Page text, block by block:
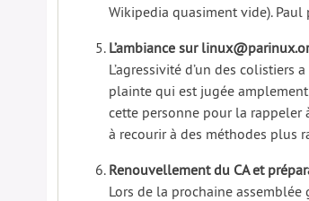
Wikipedia quasiment vide).
L’ambiance sur
L’agressivité d’un des colistiers
plainte qui est jugée
cette personne pour la rappeler
à recourir à des méthodes plus
Renouvellement du CA et
Lors de la prochaine assemblée